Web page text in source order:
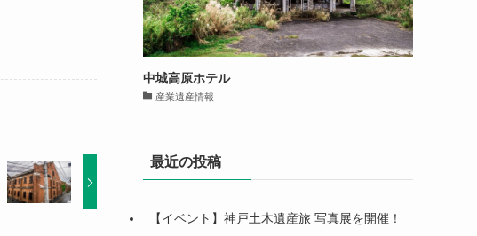
中城高原ホテル
産業遺産情報
最近の投稿
【イベント】神戸土木遺産旅 写真展を開催！